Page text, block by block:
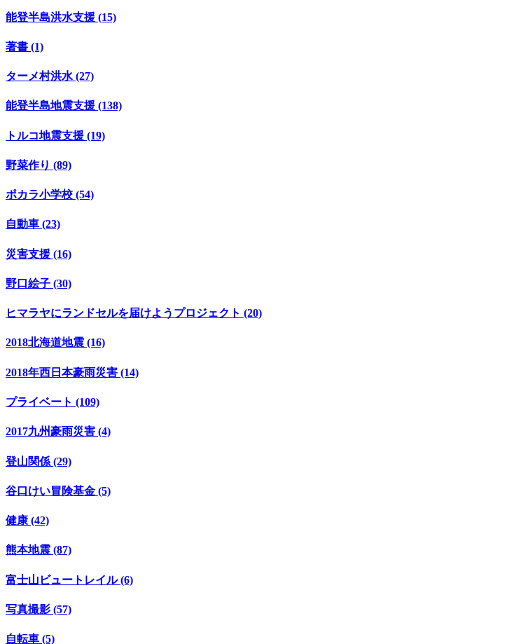
能登半島洪水支援 (15)
著書 (1)
ターメ村洪水 (27)
能登半島地震支援 (138)
トルコ地震支援 (19)
野菜作り (89)
ポカラ小学校 (54)
自動車 (23)
災害支援 (16)
野口絵子 (30)
ヒマラヤにランドセルを届けようプロジェクト (20)
2018北海道地震 (16)
2018年西日本豪雨災害 (14)
プライベート (109)
2017九州豪雨災害 (4)
登山関係 (29)
谷口けい冒険基金 (5)
健康 (42)
熊本地震 (87)
富士山ビュートレイル (6)
写真撮影 (57)
自転車 (5)